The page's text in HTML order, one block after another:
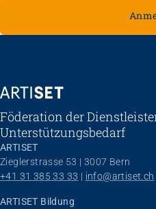
ARTISET
Föderation der
Unterstützungsbedarf
ARTISET
Zieglerstrasse 53 | 3007 Bern
+41 31 385 33 33 | info@artiset.ch
ARTISET Bildung